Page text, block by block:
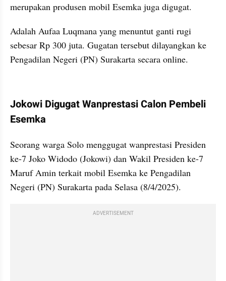
merupakan produsen mobil Esemka juga digugat.
Adalah Aufaa Luqmana yang menuntut ganti rugi
sebesar Rp 300 juta. Gugatan tersebut dilayangkan ke
Pengadilan Negeri (PN) Surakarta secara online.
Jokowi Digugat Wanprestasi Calon Pembeli
Esemka
Seorang warga Solo menggugat wanprestasi Presiden
ke-7 Joko Widodo (Jokowi) dan Wakil Presiden ke-7
Maruf Amin terkait mobil Esemka ke Pengadilan
Negeri (PN) Surakarta pada Selasa (8/4/2025).
ADVERTISEMENT